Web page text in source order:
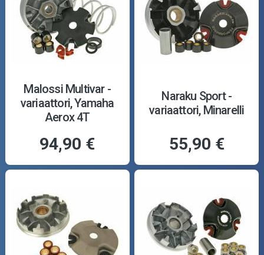
Malossi Multivar -
variaattori, Yamaha
Aerox 4T
94,90 €
Naraku Sport -
variaattori, Minarelli
55,90 €